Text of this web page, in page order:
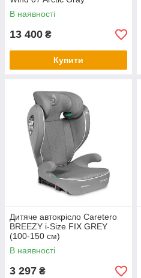
В наявності
13 400 ₴
Купити
Дитяче автокрісло Caretero
BREEZY i-Size FIX GREY
(100-150 см)
В наявності
3 297 ₴